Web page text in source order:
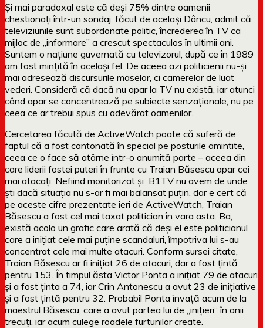
Și mai paradoxal este că deși 75% dintre oamenii
chestionați într-un sondaj, făcut de același Dâncu, admit că
televiziunile sunt subordonate politic, încrederea în TV ca
mijloc de „informare” a crescut spectaculos în ultimii ani.
Suntem o națiune guvernată cu televizorul, după ce în 1989
am fost mințită în același fel. De aceea azi politicienii nu-și
mai adresează discursurile maselor, ci camerelor de luat
vederi. Consideră că dacă nu apar la TV nu există, iar atunci
când apar se concentrează pe subiecte senzaționale, nu pe
ceea ce ar trebui spus cu adevărat oamenilor.
Cercetarea făcută de ActiveWatch poate că suferă de
faptul că a fost cantonată în special pe posturile amintite,
ceea ce o face să atârne într-o anumită parte – aceea din
care liderii fostei puteri în frunte cu Traian Băsescu apar cei
mai atacați. Nefiind monitorizat și B1TV nu avem de unde
ști dacă situația nu s-ar fi mai balansat puțin, dar e cert că
pe aceste cifre prezentate ieri de ActiveWatch, Traian
Băsescu a fost cel mai taxat politician în vara asta. Ba,
există acolo un grafic care arată că deși el este politicianul
care a inițiat cele mai puține scandaluri, împotriva lui s-au
concentrat cele mai multe atacuri. Conform sursei citate,
Traian Băsescu ar fi inițiat 26 de atacuri, dar a fost țintă
pentru 153. În timpul ăsta Victor Ponta a inițiat 79 de atacuri
și a fost ținta a 74, iar Crin Antonescu a avut 23 de inițiative
și a fost țintă pentru 32. Probabil Ponta învață acum de la
maestrul Băsescu, care a avut partea lui de „inițieri” în anii
trecuți, iar acum culege roadele furtunilor create.